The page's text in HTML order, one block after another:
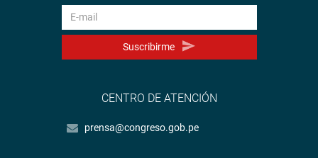
Suscribirme
CENTRO DE ATENCIÓN
prensa@congreso.gob.pe